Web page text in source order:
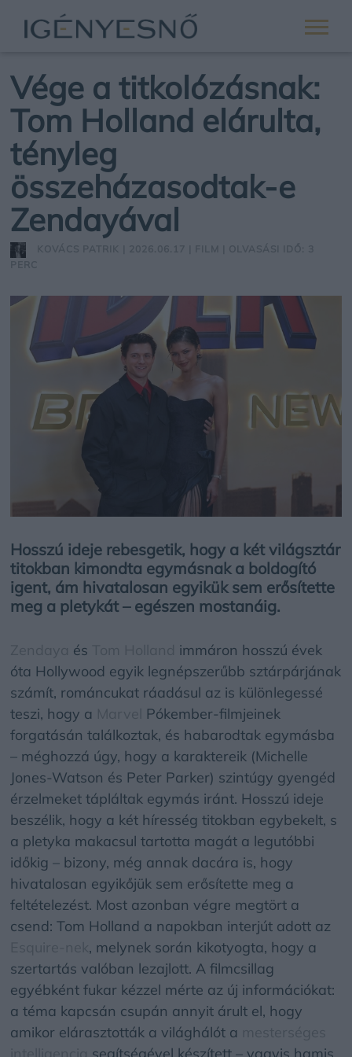
Vége a titkolózásnak:
Tom Holland elárulta,
tényleg
összeházasodtak-e
Zendayával
Hosszú ideje rebesgetik, hogy a két világsztár
titokban kimondta egymásnak a boldogító
igent, ám hivatalosan egyikük sem erősítette
meg a pletykát – egészen mostanáig.
és
immáron hosszú évek
óta Hollywood egyik legnépszerűbb sztárpárjának
számít, románcukat ráadásul az is különlegessé
teszi, hogy a
Pókember-filmjeinek
forgatásán találkoztak, és habarodtak egymásba
– méghozzá úgy, hogy a karaktereik (Michelle
Jones-Watson és Peter Parker) szintúgy gyengéd
érzelmeket tápláltak egymás iránt. Hosszú ideje
beszélik, hogy a két híresség titokban egybekelt, s
a pletyka makacsul tartotta magát a legutóbbi
időkig – bizony, még annak dacára is, hogy
hivatalosan egyikőjük sem erősítette meg a
feltételezést. Most azonban végre megtört a
csend: Tom Holland a napokban interjút adott az
, melynek során kikotyogta, hogy a
szertartás valóban lezajlott. A filmcsillag
egyébként fukar kézzel mérte az új információkat:
a téma kapcsán csupán annyit árult el, hogy
amikor elárasztották a világhálót a